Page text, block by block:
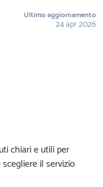
Ultimo aggiornamento
24 apr 2026
chiari e utili per
il servizio